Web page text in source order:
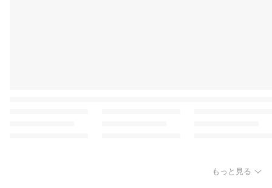
もっと見る